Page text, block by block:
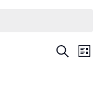
Recherche
de
Liste